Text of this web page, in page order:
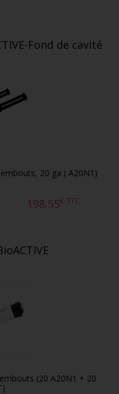
Fond de cavité
20 ga ( A20N1)
198,55€ TTC
(20 A20N1 + 20